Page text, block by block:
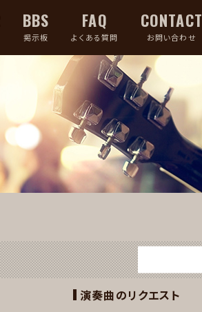
BBS
掲示板
FAQ
よくある質問
CONTACT
お問い合わせ
演奏曲のリクエスト